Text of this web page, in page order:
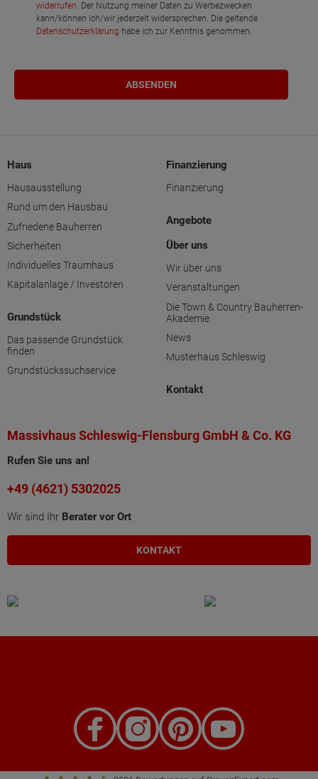
widerrufen. Der Nutzung meiner Daten zu Werbezwecken
kann/können ich/wir jederzeit widersprechen. Die geltende
Datenschutzerklärung habe ich zur Kenntnis genommen.
Haus
Hausausstellung
Rund um den Hausbau
Zufriedene Bauherren
Sicherheiten
Individuelles Traumhaus
Kapitalanlage / Investoren
Grundstück
Das passende Grundstück
finden
Grundstückssuchservice
Finanzierung
Finanzierung
Angebote
Über uns
Wir über uns
Veranstaltungen
Die Town & Country Bauherren-
Akademie
News
Musterhaus Schleswig
Kontakt
Massivhaus Schleswig-Flensburg GmbH & Co. KG
Rufen Sie uns an!
+49 (4621) 5302025
Wir sind Ihr Berater vor Ort
KONTAKT